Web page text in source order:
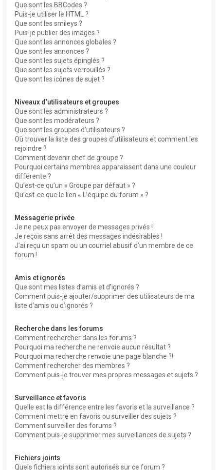
Que sont les BBCodes ?
Puis-je utiliser le HTML ?
Que sont les smileys ?
Puis-je publier des images ?
Que sont les annonces globales ?
Que sont les annonces ?
Que sont les sujets épinglés ?
Que sont les sujets verrouillés ?
Que sont les icônes de sujet ?
Niveaux d’utilisateurs et groupes
Que sont les administrateurs ?
Que sont les modérateurs ?
Que sont les groupes d’utilisateurs ?
Où trouver la liste des groupes d’utilisateurs et comment les
rejoindre ?
Comment devenir chef de groupe ?
Pourquoi certains membres apparaissent dans une couleur
différente ?
Qu’est-ce qu’un « Groupe par défaut » ?
Qu’est-ce que le lien « L’équipe du forum » ?
Messagerie privée
Je ne peux pas envoyer de messages privés !
Je reçois sans arrêt des messages indésirables !
J’ai reçu un spam ou un courriel abusif d’un membre de ce
forum !
Amis et ignorés
Que sont mes listes d’amis et d’ignorés ?
Comment puis-je ajouter/supprimer des utilisateurs de ma
liste d’amis ou d’ignorés ?
Recherche dans les forums
Comment rechercher dans les forums ?
Pourquoi ma recherche ne renvoie aucun résultat ?
Pourquoi ma recherche renvoie une page blanche ?!
Comment rechercher des membres ?
Comment puis-je trouver mes propres messages et sujets ?
Surveillance et favoris
Quelle est la différence entre les favoris et la surveillance ?
Comment mettre en favoris ou surveiller des sujets ?
Comment surveiller des forums ?
Comment puis-je supprimer mes surveillances de sujets ?
Fichiers joints
Quels fichiers joints sont autorisés sur ce forum ?